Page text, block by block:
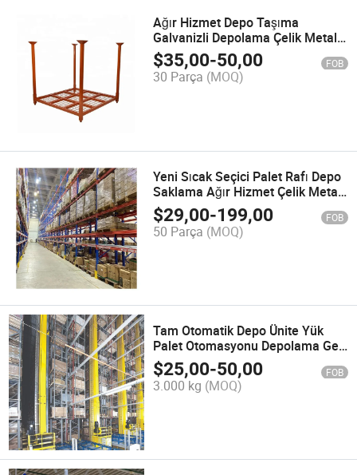
Ağır Hizmet Depo Taşıma
Galvanizli Depolama Çelik Metal
Yığılabilir Hareketli Direk Palet
Yığın Rafı Raflama
$35,00-50,00 FOB
30 Parça (MOQ)
Yeni Sıcak Seçici Palet Rafı Depo
Saklama Ağır Hizmet Çelik Metal
Ünite Kumaş Rafı
$29,00-199,00 FOB
50 Parça (MOQ)
Tam Otomatik Depo Ünite Yük
Palet Otomasyonu Depolama Geri
Alma Sistemi
$25,00-50,00 FOB
3.000 kg (MOQ)